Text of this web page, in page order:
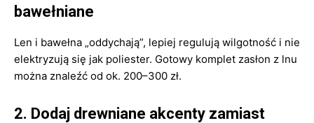
bawełniane
Len i bawełna „oddychają”, lepiej regulują wilgotność i nie
elektryzują się jak poliester. Gotowy komplet zasłon z lnu
można znaleźć od ok. 200–300 zł.
2. Dodaj drewniane akcenty zamiast